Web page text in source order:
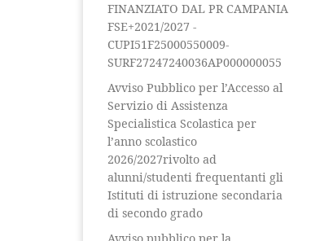
FINANZIATO DAL PR CAMPANIA
FSE+2021/2027 -
CUPI51F25000550009-
SURF27247240036AP000000055
Avviso Pubblico per l’Accesso al
Servizio di Assistenza
Specialistica Scolastica per
l’anno scolastico
2026/2027rivolto ad
alunni/studenti frequentanti gli
Istituti di istruzione secondaria
di secondo grado